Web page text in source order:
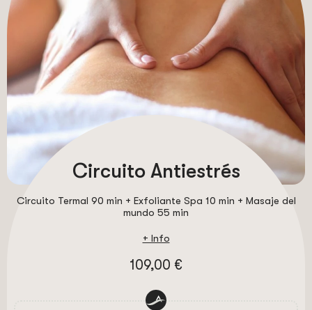
Circuito Antiestrés
Circuito Termal 90 min + Exfoliante Spa 10 min + Masaje del
mundo 55 min
+ Info
109,00 €